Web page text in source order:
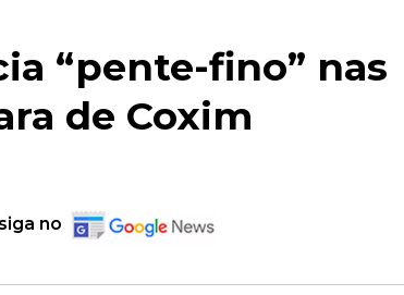
“pente-fino” nas
de Coxim
no